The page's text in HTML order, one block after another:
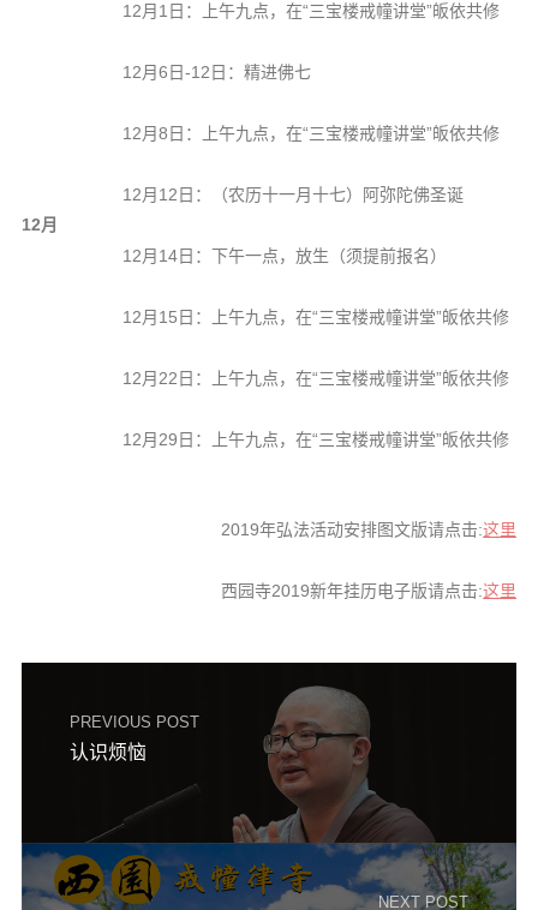
12月
12月1日：上午九点，在“三宝楼戒幢讲堂”皈依共修
12月6日-12日：精进佛七
12月8日：上午九点，在“三宝楼戒幢讲堂”皈依共修
12月12日：（农历十一月十七）阿弥陀佛圣诞
12月14日：下午一点，放生（须提前报名）
12月15日：上午九点，在“三宝楼戒幢讲堂”皈依共修
12月22日：上午九点，在“三宝楼戒幢讲堂”皈依共修
12月29日：上午九点，在“三宝楼戒幢讲堂”皈依共修
2019年弘法活动安排图文版请点击:这里
西园寺2019新年挂历电子版请点击:这里
PREVIOUS POST
认识烦恼
NEXT POST